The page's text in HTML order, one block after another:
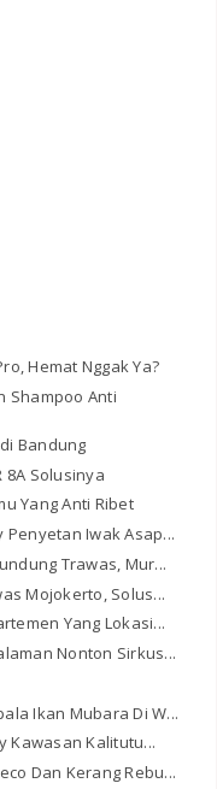
Hemat Nggak Ya?
Shampoo Anti
Bandung
8A Solusinya
Yang Anti Ribet
Iwak Asap...
Trawas, Mur...
Mojokerto, Solus...
Yang Lokasi...
Nonton Sirkus...
Ikan Mubara Di W...
Kawasan Kalitutu...
Dan Kerang Rebu...